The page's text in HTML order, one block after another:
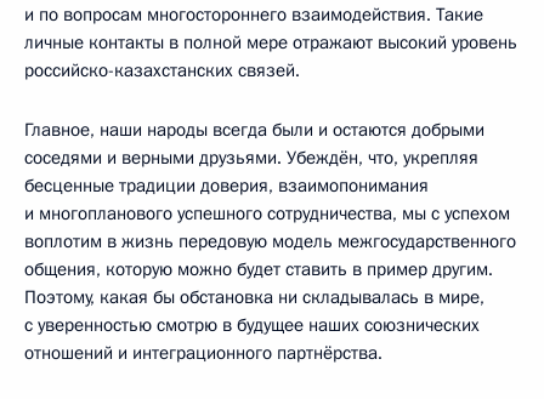
и по вопросам многостороннего взаимодействия. Такие
личные контакты в полной мере отражают высокий уровень
российско-казахстанских связей.
Главное, наши народы всегда были и остаются добрыми
соседями и верными друзьями. Убеждён, что, укрепляя
бесценные традиции доверия, взаимопонимания
и многопланового успешного сотрудничества, мы с успехом
воплотим в жизнь передовую модель межгосударственного
общения, которую можно будет ставить в пример другим.
Поэтому, какая бы обстановка ни складывалась в мире,
с уверенностью смотрю в будущее наших союзнических
отношений и интеграционного партнёрства.